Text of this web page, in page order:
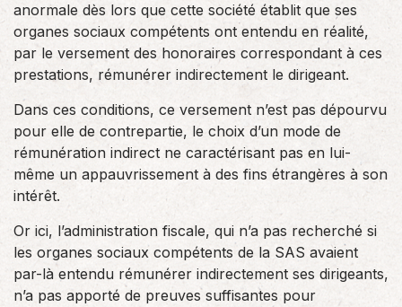
anormale dès lors que cette société établit que ses
organes sociaux compétents ont entendu en réalité,
par le versement des honoraires correspondant à ces
prestations, rémunérer indirectement le dirigeant.
Dans ces conditions, ce versement n’est pas dépourvu
pour elle de contrepartie, le choix d’un mode de
rémunération indirect ne caractérisant pas en lui-
même un appauvrissement à des fins étrangères à son
intérêt.
Or ici, l’administration fiscale, qui n’a pas recherché si
les organes sociaux compétents de la SAS avaient
par-là entendu rémunérer indirectement ses dirigeants,
n’a pas apporté de preuves suffisantes pour